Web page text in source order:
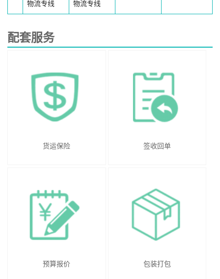
物流专线
物流专线
配套服务
货运保险 签收回单
预算报价 包装打包